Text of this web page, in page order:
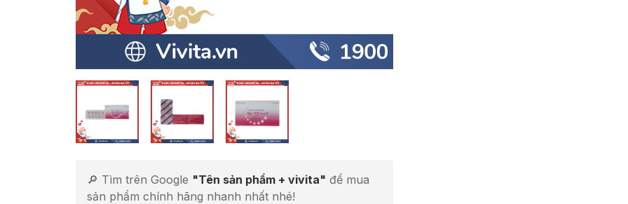
🔎 Tìm trên Google "Tên sản phẩm + vivita" để mua
sản phẩm chính hãng nhanh nhất nhé!